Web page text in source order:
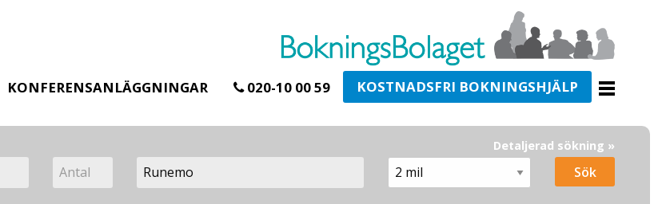
KONFERENSANLÄGGNINGAR 020-10 00 59 KOSTNADSFRI BOKNINGSHJÄLP
Detaljerad sökning »